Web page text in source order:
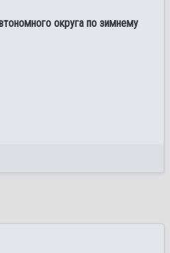
округа по зимнему